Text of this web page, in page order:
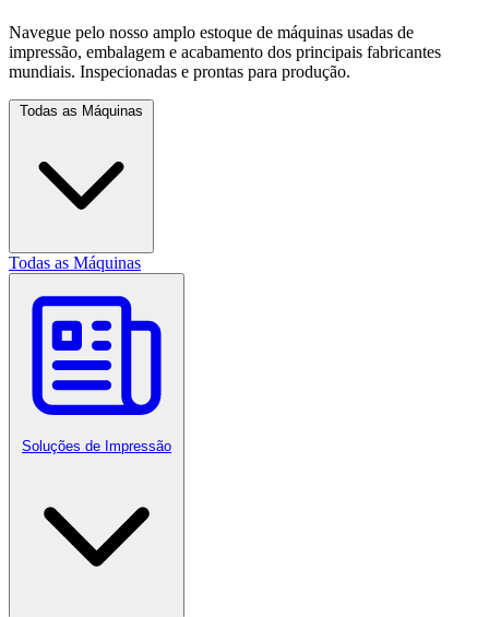
Navegue pelo nosso amplo estoque de máquinas usadas de
impressão, embalagem e acabamento dos principais fabricantes
mundiais. Inspecionadas e prontas para produção.
Todas as Máquinas
Todas as Máquinas
Soluções de Impressão